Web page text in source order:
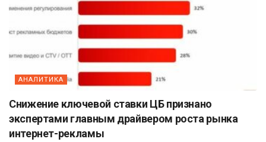
АНАЛИТИКА
Снижение ключевой ставки ЦБ признано
экспертами главным драйвером роста рынка
интернет-рекламы